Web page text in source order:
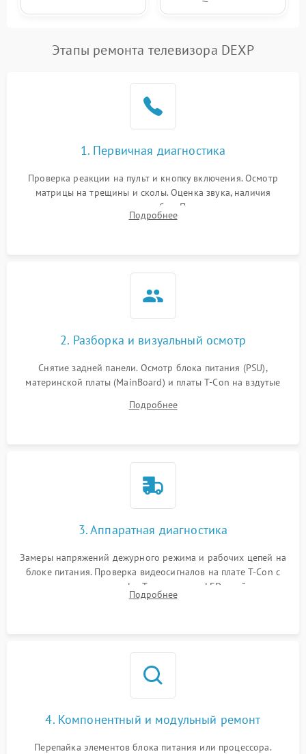
Этапы ремонта телевизора DEXP
1. Первичная диагностика
Проверка реакции на пульт и кнопку включения. Осмотр
матрицы на трещины и сколы. Оценка звука, наличия
подсветки и индикаторов ошибок. Подключение тестовых
источников сигнала для выявления симптомов поломки.
Подробнее
2. Разборка и визуальный осмотр
Снятие задней панели. Осмотр блока питания (PSU),
материнской платы (MainBoard) и платы T-Con на вздутые
Проверка надежности фиксации и целостности шлейфов.
Подробнее
3. Аппаратная диагностика
Замеры напряжений дежурного режима и рабочих цепей на
блоке питания. Проверка видеосигналов на плате T-Con с
помощью осциллографа. Тестирование LED-драйвера и
светодиодных планок подсветки мультиметром.
Подробнее
4. Компонентный и модульный ремонт
Перепайка элементов блока питания или процессора.